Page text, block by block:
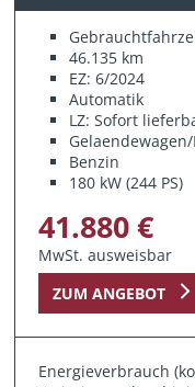
46.135 km
EZ: 6/2024
Automatik
LZ: Sofort
Benzin
180 kW (244 PS)
41.880 €
MwSt. ausweisbar
ZUM ANGEBOT
Energieverbrauch